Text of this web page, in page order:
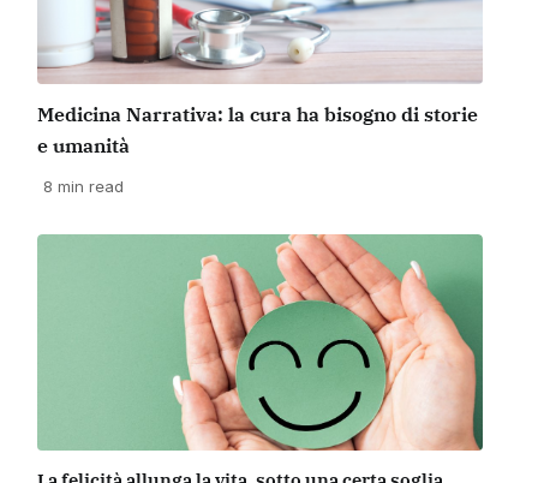
Medicina Narrativa: la cura ha bisogno di storie
e umanità
8 min read